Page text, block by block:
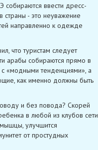
собираются ввести дресс-
- это неуважение
направленно к одежде
что туристам следует
арабы собираются прямо в
с «модными тенденциями», а
как именно должны быть
и без повода? Скорей
в любой из клубов сети
улучшится
от простудных